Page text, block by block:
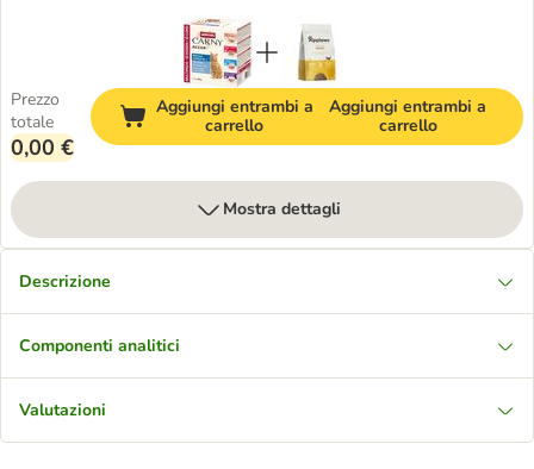
Prezzo
totale
0,00 €
Aggiungi entrambi a
carrello
Aggiungi entrambi a
carrello
Mostra dettagli
Descrizione
Componenti analitici
Valutazioni